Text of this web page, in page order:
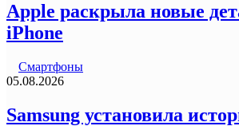
Apple раскрыла новые
iPhone
Смартфоны
05.08.2026
Samsung установила